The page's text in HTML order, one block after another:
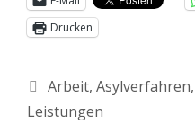
Drucken
Arbeit, Asylverfahren,
Leistungen